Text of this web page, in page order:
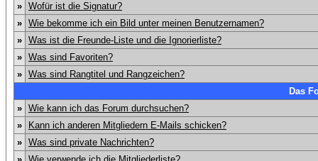
» Wofür ist die Signatur?
» Wie bekomme ich ein Bild unter meinen Benutzernamen?
» Was ist die Freunde-Liste und die Ignorierliste?
» Was sind Favoriten?
» Was sind Rangtitel und Rangzeichen?
Das
» Wie kann ich das Forum durchsuchen?
»
Kann ich anderen Mitgliedern E-Mails schicken?
» Was sind private Nachrichten?